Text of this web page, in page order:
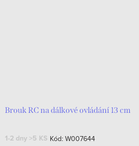
Brouk RC na dálkové ovládání 13 cm
1-2 dny >5 KS Kód: W007644